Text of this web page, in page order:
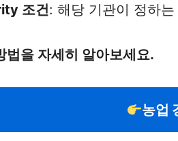
조건: 해당 기관이 정하
법을 자세히 알아보세요.
농업